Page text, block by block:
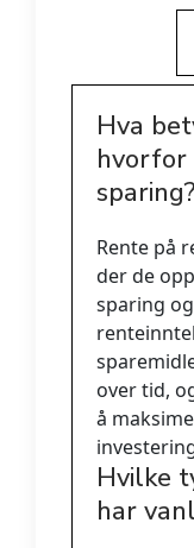
Hva
sparing?
Rente på
der de
sparing
over tid,
å
Hvilke
har